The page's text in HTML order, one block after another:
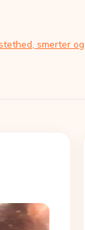
smerter og